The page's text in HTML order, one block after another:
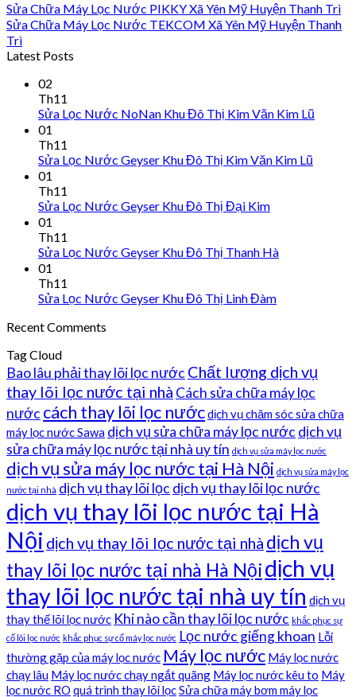
Sửa Chữa Máy Lọc Nước PIKKY Xã Yên Mỹ Huyện Thanh Trì
Sửa Chữa Máy Lọc Nước TEKCOM Xã Yên Mỹ Huyện Thanh
Trì
Latest Posts
02
Th11
Sửa Lọc Nước NoNan Khu Đô Thị Kim Văn Kim Lũ
01
Th11
Sửa Lọc Nước Geyser Khu Đô Thị Kim Văn Kim Lũ
01
Th11
Sửa Lọc Nước Geyser Khu Đô Thị Đại Kim
01
Th11
Sửa Lọc Nước Geyser Khu Đô Thị Thanh Hà
01
Th11
Sửa Lọc Nước Geyser Khu Đô Thị Linh Đàm
Recent Comments
Tag Cloud
Bao lâu phải thay lõi lọc nước Chất lượng dịch vụ
thay lõi lọc nước tại nhà Cách sửa chữa máy lọc
nước cách thay lõi lọc nướcdịch vụ chăm sóc sửa chữa
máy lọc nước Sawa dịch vụ sửa chữa máy lọc nước dịch vụ
sửa chữa máy lọc nước tại nhà uy tín dịch vụ sửa máy lọc nước
dịch vụ sửa máy lọc nước tại Hà Nội dịch vụ sửa máy lọc
nước tại nhà dịch vụ thay lõi lọc dịch vụ thay lõi lọc nước
dịch vụ thay lõi lọc nước tại Hà
Nội dịch vụ thay lõi lọc nước tại nhà dịch vụ
thay lõi lọc nước tại nhà Hà Nộidịch vụ
thay lõi lọc nước tại nhà uy tín dịch vụ
thay thế lõi lọc nước Khi nào cần thay lõi lọc nước khắc phục sự
cố lõi lọc nước khắc phục sự cố máy lọc nước Lọc nước giếng khoan Lỗi
thường gặp của máy lọc nước Máy lọc nước Máy lọc nước
chạy lâu Máy lọc nước chạy ngắt quãng Máy lọc nước kêu to Máy
lọc nước RO quá trình thay lõi lọcSửa chữa máy bơm máy lọc